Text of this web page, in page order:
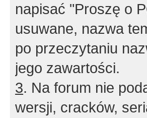
napisać "Proszę o
usuwane, nazwa
po przeczytaniu
jego zawartości.
3. Na forum nie
wersji, cracków,